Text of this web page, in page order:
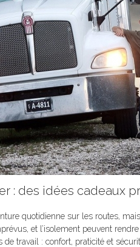
: des idées cadeaux
quotidienne sur les routes,
et l’isolement peuvent
travail : confort, praticité et